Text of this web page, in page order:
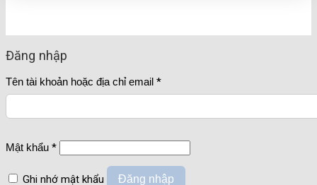
Đăng nhập
Tên tài khoản hoặc địa chỉ email *
Mật khẩu *
Ghi nhớ mật khẩu Đăng nhập